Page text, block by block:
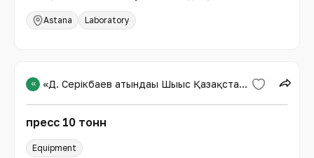
центр"
Astana Laboratory
« «Д. Серікбаев атындағы Шығыс Қазақстан техникалық университеті»
пресс 10 тонн
Equipment